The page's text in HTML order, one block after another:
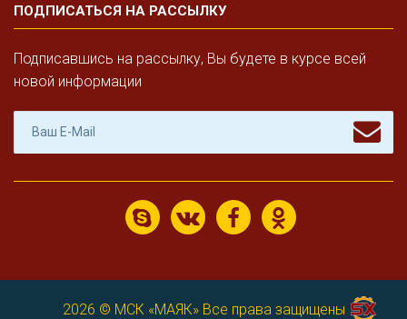
ПОДПИСАТЬСЯ НА РАССЫЛКУ
Подписавшись на рассылку, Вы будете в курсе всей
новой информации
2026 © МСК «МАЯК»Все права защищены